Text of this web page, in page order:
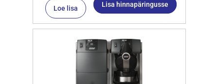
Loe lisa Lisa hinnapäringusse